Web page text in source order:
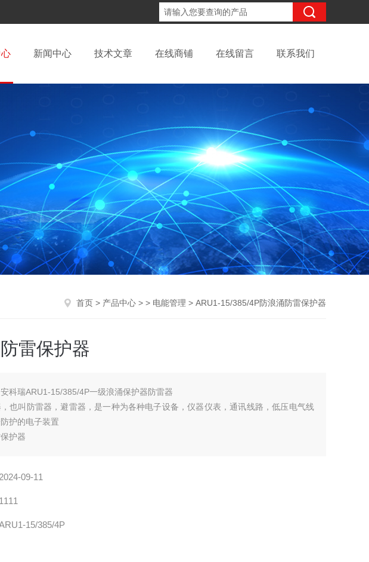
新闻中心 技术文章 在线商铺 在线留言 联系我们
首页 > 产品中心 > > 电能管理 > ARU1-15/385/4P防浪涌防雷保护器
雷保护器
安科瑞ARU1-15/385/4P一级浪涌保护器防雷器
也叫防雷器，避雷器，是一种为各种电子设备，仪器仪表，通讯线路，低压电气线
护的电子装置
护器
2024-09-11
1111
15/385/4P